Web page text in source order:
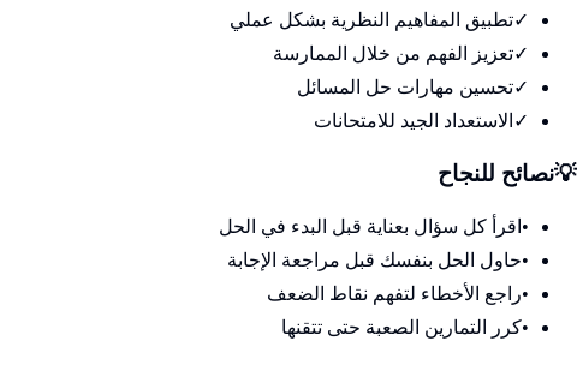
✓تطبيق المفاهيم النظرية بشكل عملي
✓تعزيز الفهم من خلال الممارسة
✓تحسين مهارات حل المسائل
✓ الاستعداد الجيد للامتحانات
💡نصائح للنجاح
• اقرأ كل سؤال بعناية قبل البدء في الحل
•حاول الحل بنفسك قبل مراجعة الإجابة
•راجع الأخطاء لتفهم نقاط الضعف
•كرر التمارين الصعبة حتى تتقنها